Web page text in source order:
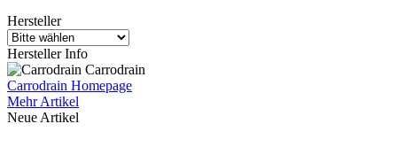
Hersteller
Hersteller Info
Carrodrain
Carrodrain Homepage
Mehr Artikel
Neue Artikel